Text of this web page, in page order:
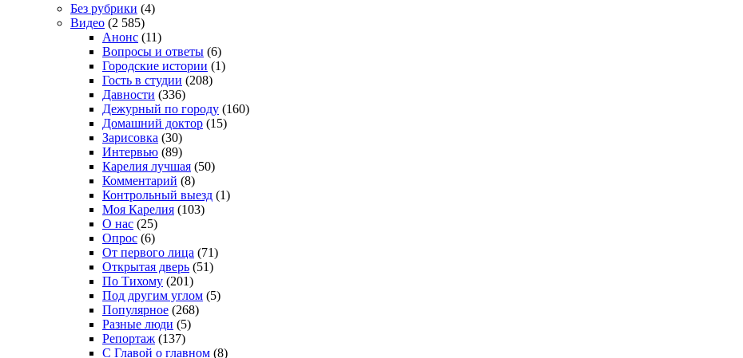
Без рубрики (4)
Видео (2 585)
Анонс (11)
Вопросы и ответы (6)
Городские истории (1)
Гость в студии (208)
Давности (336)
Дежурный по городу (160)
Домашний доктор (15)
Зарисовка (30)
Интервью (89)
Карелия лучшая (50)
Комментарий (8)
Контрольный выезд (1)
Моя Карелия (103)
О нас (25)
Опрос (6)
От первого лица (71)
Открытая дверь (51)
По Тихому (201)
Под другим углом (5)
Популярное (268)
Разные люди (5)
Репортаж (137)
С Главой о главном (8)